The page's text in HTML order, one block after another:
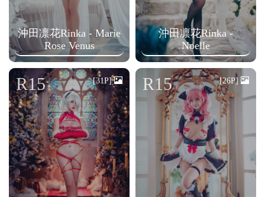
沖田凛花Rinka - Marie
Rose Venus
沖田凛花Rinka -
Noelle
R15 [31P] R15 [26P]